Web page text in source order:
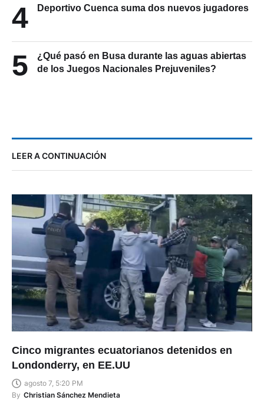
4 Deportivo Cuenca suma dos nuevos jugadores
5
¿Qué pasó en Busa durante las aguas abiertas
de los Juegos Nacionales Prejuveniles?
LEER A CONTINUACIÓN
Cinco migrantes ecuatorianos detenidos en
Londonderry, en EE.UU
agosto 7, 5:20 PM
By Christian Sánchez Mendieta